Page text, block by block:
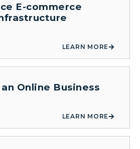
E-commerce
LEARN MORE
Online Business
LEARN MORE